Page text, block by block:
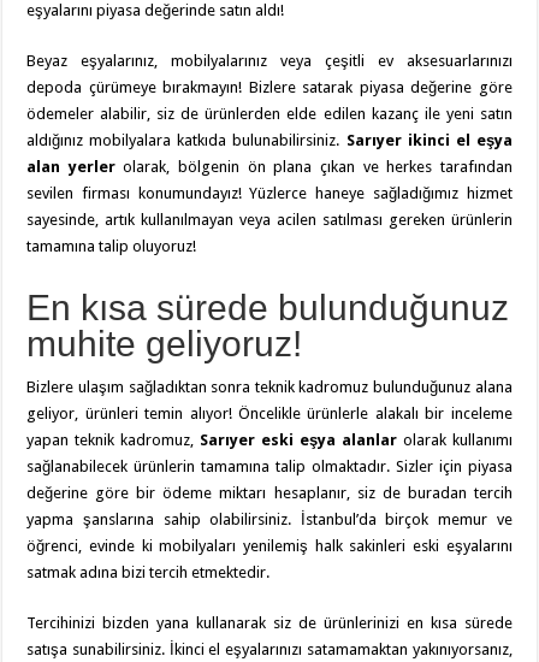
eşyalarını piyasa değerinde satın aldı!
Beyaz eşyalarınız, mobilyalarınız veya çeşitli ev aksesuarlarınızı
depoda çürümeye bırakmayın! Bizlere satarak piyasa değerine göre
ödemeler alabilir, siz de ürünlerden elde edilen kazanç ile yeni satın
aldığınız mobilyalara katkıda bulunabilirsiniz. Sarıyer ikinci el eşya
alan yerlerolarak, bölgenin ön plana çıkan ve herkes tarafından
sevilen firması konumundayız! Yüzlerce haneye sağladığımız hizmet
sayesinde, artık kullanılmayan veya acilen satılması gereken ürünlerin
tamamına talip oluyoruz!
En kısa sürede bulunduğunuz
muhite geliyoruz!
Bizlere ulaşım sağladıktan sonra teknik kadromuz bulunduğunuz alana
geliyor, ürünleri temin alıyor! Öncelikle ürünlerle alakalı bir inceleme
yapan teknik kadromuz, Sarıyer eski eşya alanlarolarak kullanımı
sağlanabilecek ürünlerin tamamına talip olmaktadır. Sizler için piyasa
değerine göre bir ödeme miktarı hesaplanır, siz de buradan tercih
yapma şanslarına sahip olabilirsiniz. İstanbul’da birçok memur ve
öğrenci, evinde ki mobilyaları yenilemiş halk sakinleri eski eşyalarını
satmak adına bizi tercih etmektedir.
Tercihinizi bizden yana kullanarak siz de ürünlerinizi en kısa sürede
satışa sunabilirsiniz. İkinci el eşyalarınızı satamamaktan yakınıyorsanız,